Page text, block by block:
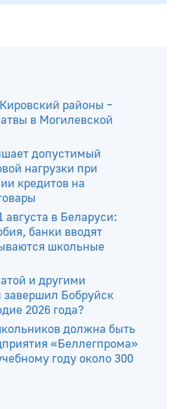
районы –
в Могилевской
допустимый
нагрузки при
кредитов на
в Беларуси:
банки вводят
школьные
и другими
завершил Бобруйск
2026 года?
должна быть
«Беллегпрома»
году около 300